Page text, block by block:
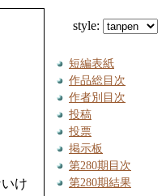
style:
け
短編表紙
作品総目次
作者別目次
投稿
投票
掲示板
第280期目次
第280期結果